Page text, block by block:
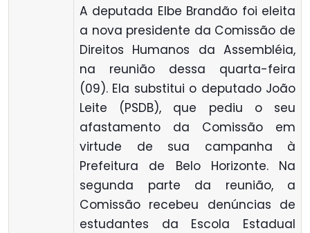
A deputada Elbe Brandão foi eleita
a nova presidente da Comissão de
Direitos Humanos da Assembléia,
na reunião dessa quarta-feira
(09). Ela substitui o deputado João
Leite (PSDB), que pediu o seu
afastamento da Comissão em
virtude de sua campanha à
Prefeitura de Belo Horizonte. Na
segunda parte da reunião, a
Comissão recebeu denúncias de
estudantes da Escola Estadual